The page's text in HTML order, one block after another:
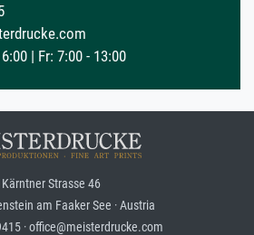
| Fr: 7:00 - 13:00
Kärntner Strasse 46
am Faaker See · Austria
· office@meisterdrucke.com